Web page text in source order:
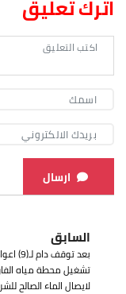
اترك تعليق
ارسال
السابق
بعد
تشغيل محطة مياه
لايصال الماء الصالح